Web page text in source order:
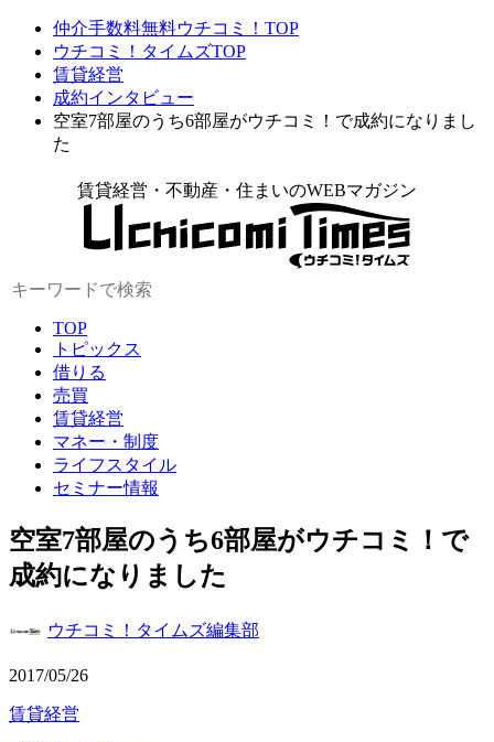
仲介手数料無料ウチコミ！TOP
ウチコミ！タイムズTOP
賃貸経営
成約インタビュー
空室7部屋のうち6部屋がウチコミ！で成約になりまし
た
賃貸経営・不動産・住まいのWEBマガジン
TOP
トピックス
借りる
売買
賃貸経営
マネー・制度
ライフスタイル
セミナー情報
空室7部屋のうち6部屋がウチコミ！で
成約になりました
ウチコミ！タイムズ編集部
2017/05/26
賃貸経営